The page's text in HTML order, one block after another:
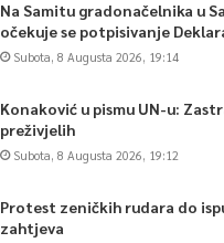
Na Samitu gradonačelnika u
očekuje se potpisivanje
Subota, 8 Augusta 2026, 19:14
Konaković u pismu UN-u:
preživjelih
Subota, 8 Augusta 2026, 19:12
Protest zeničkih rudara do
zahtjeva